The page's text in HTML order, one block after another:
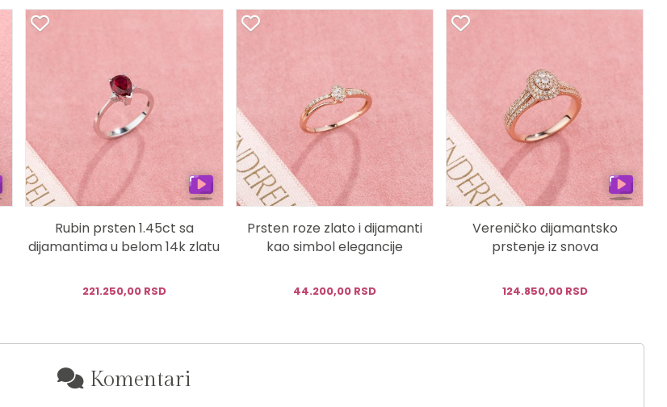
Rubin prsten 1.45ct sa
dijamantima u belom 14k zlatu
221.250,00 RSD
Prsten roze zlato i dijamanti
kao simbol elegancije
44.200,00 RSD
Vereničko dijamantsko
prstenje iz snova
124.850,00 RSD
Komentari